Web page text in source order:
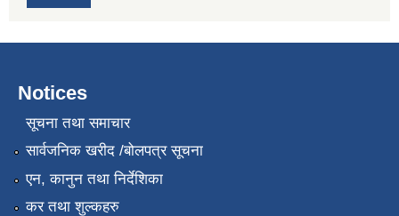
Notices
सूचना तथा समाचार
सार्वजनिक खरीद /बोलपत्र सूचना
एन, कानुन तथा निर्देशिका
कर तथा शुल्कहरु